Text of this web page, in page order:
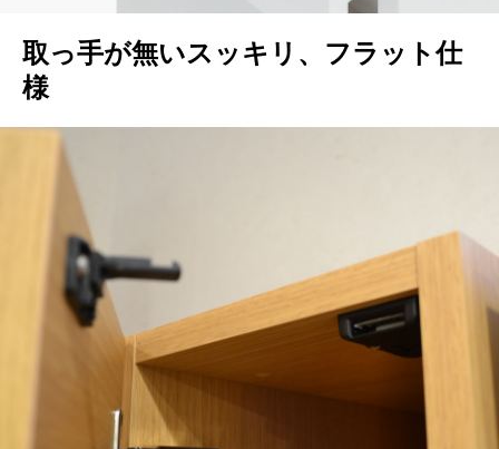
取っ手が無いスッキリ、フラット仕
様